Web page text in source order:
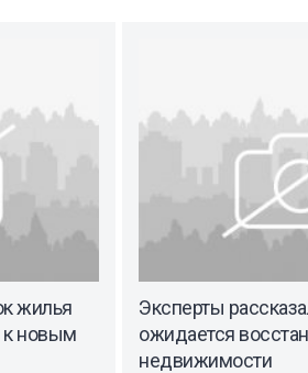
жилья
к новым
Эксперты
ожидается
недвижимости